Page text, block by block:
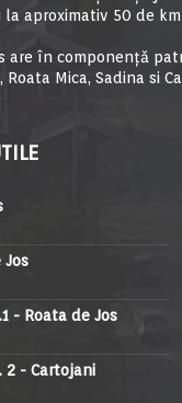
aproximativ 50 de
are în componență
Mica, Sadina si
Jos
- Roata de Jos
2 - Cartojani